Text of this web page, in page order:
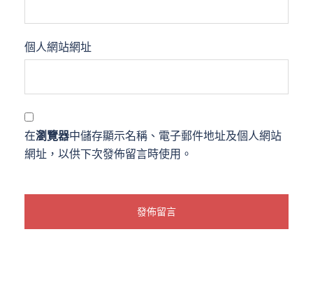
個人網站網址
在瀏覽器中儲存顯示名稱、電子郵件地址及個人網站
網址，以供下次發佈留言時使用。